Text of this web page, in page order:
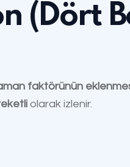
(Dört
faktörünün
olarak izlenir.